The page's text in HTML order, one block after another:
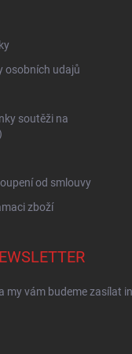
osobních udajů
soutěži na
od smlouvy
zboží
my vám budeme zasílat